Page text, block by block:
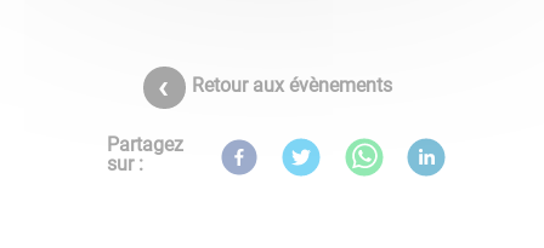
Retour aux évènements
Partagez
sur :